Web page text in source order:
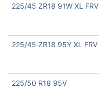
225/45 ZR18 91W XL FRV
225/45 ZR18 95Y XL FRV
225/50 R18 95V